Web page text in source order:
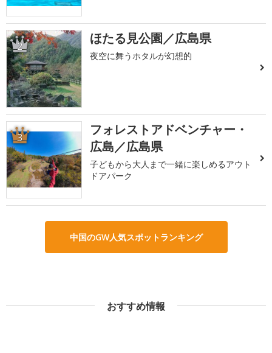
2 ほたる見公園／広島県
夜空に舞うホタルが幻想的
3
フォレストアドベンチャー・
広島／広島県
子どもから大人まで一緒に楽しめるアウト
ドアパーク
中国のGW人気スポットランキング
おすすめ情報